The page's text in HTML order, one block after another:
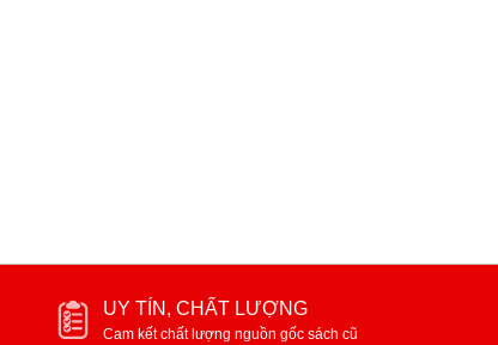
UY TÍN, CHẤT LƯỢNG
Cam kết chất lượng nguồn gốc sách cũ